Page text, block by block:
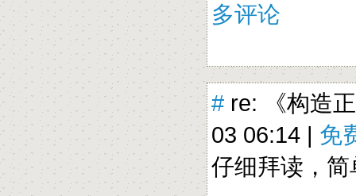
多评论
# re: 《构造
03 06:14 | 免
仔细拜读，